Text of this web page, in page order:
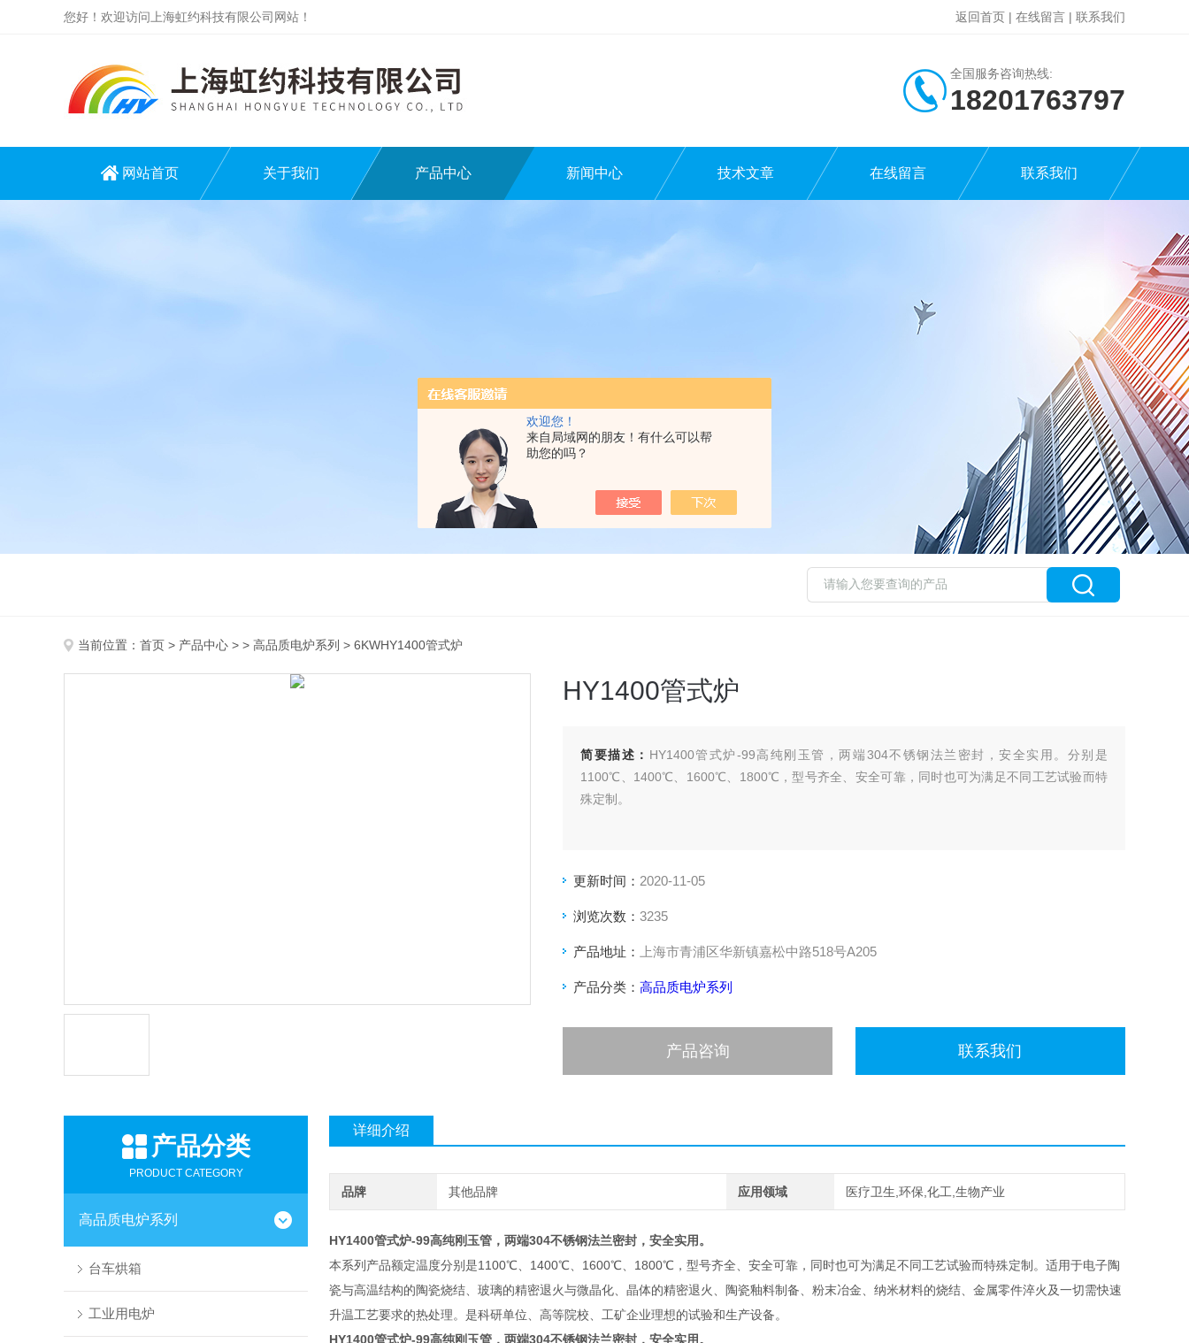
欢迎您！
来自局域网的朋友！有什么可以帮
助您的吗？
您好！欢迎访问上海虹约科技有限公司网站！ 返回首页 | 在线留言 | 联系我们
全国服务咨询热线:
18201763797
网站首页 关于我们 产品中心 新闻中心 技术文章 在线留言 联系我们
当前位置： 首页 > 产品中心 > > 高品质电炉系列 > 6KWHY1400管式炉
HY1400管式炉
简要描述： HY1400管式炉-99高纯刚玉管，两端304不锈钢法兰密封，安全实用。分别是
1100℃、1400℃、1600℃、1800℃，型号齐全、安全可靠，同时也可为满足不同工艺试验而特
殊定制。
更新时间： 2020-11-05
浏览次数： 3235
产品地址： 上海市青浦区华新镇嘉松中路518号A205
产品分类： 高品质电炉系列
产品咨询 联系我们
产品分类
PRODUCT CATEGORY
高品质电炉系列
台车烘箱
工业用电炉
详细介绍
品牌 其他品牌 应用领域 医疗卫生,环保,化工,生物产业
HY1400管式炉-99高纯刚玉管，两端304不锈钢法兰密封，安全实用。
本系列产品额定温度分别是1100℃、1400℃、1600℃、1800℃，型号齐全、安全可靠，同时也可为满足不同工艺试验而特殊定制。适用于电子陶
瓷与高温结构的陶瓷烧结、玻璃的精密退火与微晶化、晶体的精密退火、陶瓷釉料制备、粉末冶金、纳米材料的烧结、金属零件淬火及一切需快速
升温工艺要求的热处理。是科研单位、高等院校、工矿企业理想的试验和生产设备。
HY1400管式炉-99高纯刚玉管，两端304不锈钢法兰密封，安全实用。